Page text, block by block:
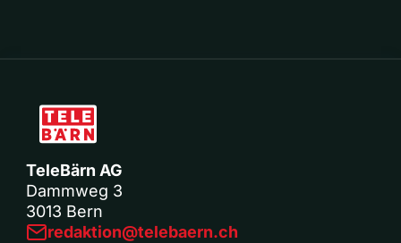
TeleBärn AG
Dammweg 3
3013 Bern
redaktion@telebaern.ch